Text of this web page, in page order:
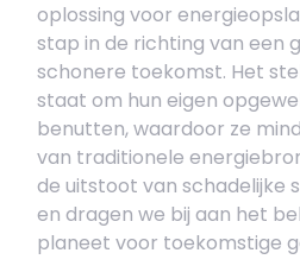
oplossing voor
stap in de richting van een
schonere toekomst. Het
staat om hun eigen
benutten, waardoor ze
van traditionele
de uitstoot van schadelijke
en dragen we bij aan het
planeet voor toekomstige